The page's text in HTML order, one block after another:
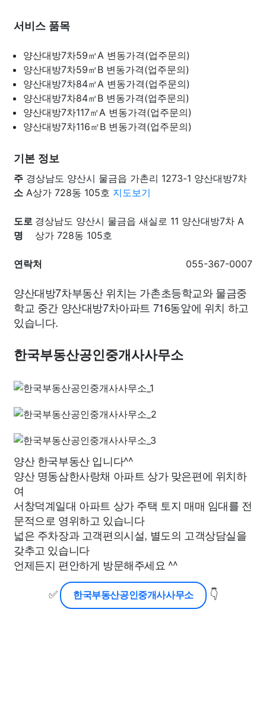
서비스 품목
양산대방7차59㎡A 변동가격(업주문의)
양산대방7차59㎡B 변동가격(업주문의)
양산대방7차84㎡A 변동가격(업주문의)
양산대방7차84㎡B 변동가격(업주문의)
양산대방7차117㎡A 변동가격(업주문의)
양산대방7차116㎡B 변동가격(업주문의)
기본 정보
주
소
경상남도 양산시 물금읍 가촌리 1273-1 양산대방7차
A상가 728동 105호 지도보기
도로
명
경상남도 양산시 물금읍 새실로 11 양산대방7차 A
상가 728동 105호
연락처 055-367-0007
양산대방7차부동산 위치는 가촌초등학교와 물금중
학교 중간 양산대방7차아파트 716동앞에 위치 하고
있습니다.
한국부동산공인중개사사무소
양산 한국부동산 입니다^^
양산 명동삼한사랑채 아파트 상가 맞은편에 위치하
여
서창덕계일대 아파트 상가 주택 토지 매매 임대를 전
문적으로 영위하고 있습니다
넓은 주차장과 고객편의시설, 별도의 고객상담실을
갖추고 있습니다
언제든지 편안하게 방문해주세요 ^^
✅
한국부동산공인중개사사무소 👇